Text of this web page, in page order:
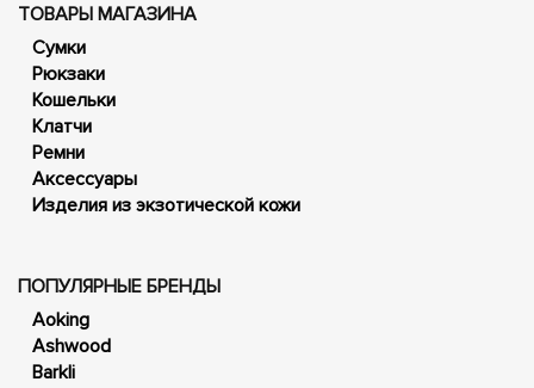
ТОВАРЫ МАГАЗИНА
Сумки
Рюкзаки
Кошельки
Клатчи
Ремни
Аксессуары
Изделия из экзотической кожи
ПОПУЛЯРНЫЕ БРЕНДЫ
Aoking
Ashwood
Barkli